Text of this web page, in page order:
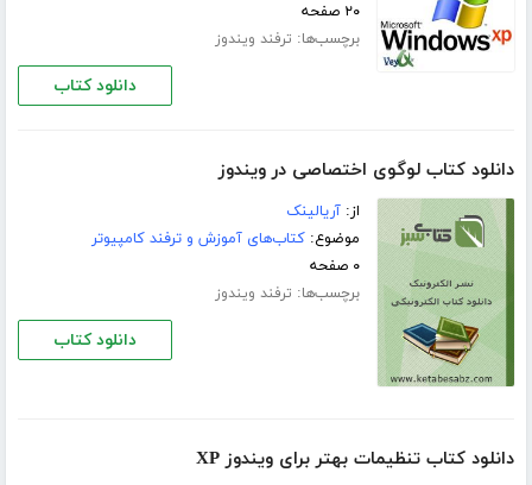
۲۰ صفحه
برچسب‌ها: ترفند ویندوز
دانلود کتاب
دانلود کتاب لوگوی اختصاصی در ویندوز
از:آریالینک
موضوع:کتاب‌های آموزش و ترفند کامپیوتر
۰ صفحه
برچسب‌ها: ترفند ویندوز
دانلود کتاب
دانلود کتاب تنظیمات بهتر برای ویندوز XP